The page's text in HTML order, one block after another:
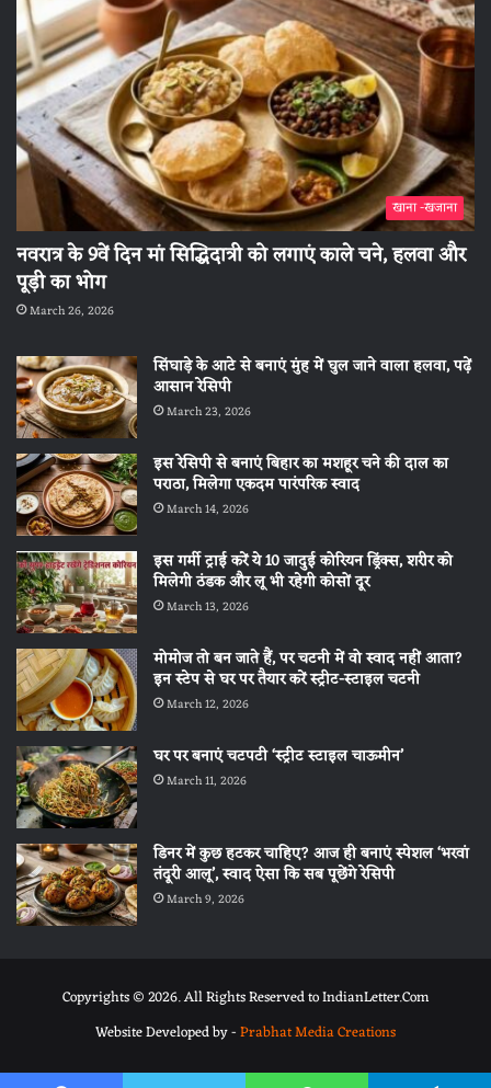
खाना -खजाना
नवरात्र के 9वें दिन मां सिद्धिदात्री को लगाएं काले चने, हलवा और
पूड़ी का भोग
March 26, 2026
सिंघाड़े के आटे से बनाएं मुंह में घुल जाने वाला हलवा, पढ़ें
आसान रेसिपी
March 23, 2026
इस रेसिपी से बनाएं बिहार का मशहूर चने की दाल का
पराठा, मिलेगा एकदम पारंपरिक स्वाद
March 14, 2026
इस गर्मी ट्राई करें ये 10 जादुई कोरियन ड्रिंक्स, शरीर को
मिलेगी ठंडक और लू भी रहेगी कोसों दूर
March 13, 2026
मोमोज तो बन जाते हैं, पर चटनी में वो स्वाद नहीं आता?
इन स्टेप से घर पर तैयार करें स्ट्रीट-स्टाइल चटनी
March 12, 2026
घर पर बनाएं चटपटी ‘स्ट्रीट स्टाइल चाऊमीन’
March 11, 2026
डिनर में कुछ हटकर चाहिए? आज ही बनाएं स्पेशल ‘भरवां
तंदूरी आलू’, स्वाद ऐसा कि सब पूछेंगे रेसिपी
March 9, 2026
Copyrights © 2026. All Rights Reserved to IndianLetter.Com
Website Developed by -Prabhat Media Creations